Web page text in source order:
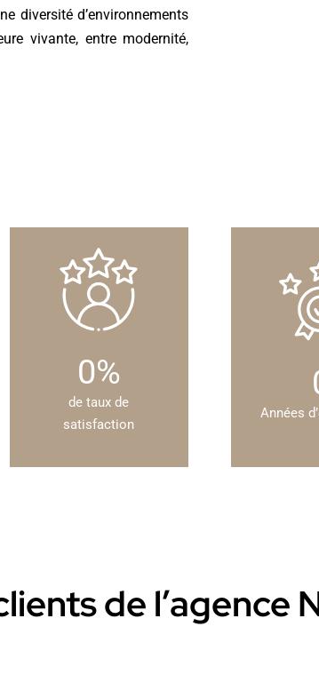
diversité d’environnements
vivante, entre modernité,
0%
de taux de
satisfaction
Années
de